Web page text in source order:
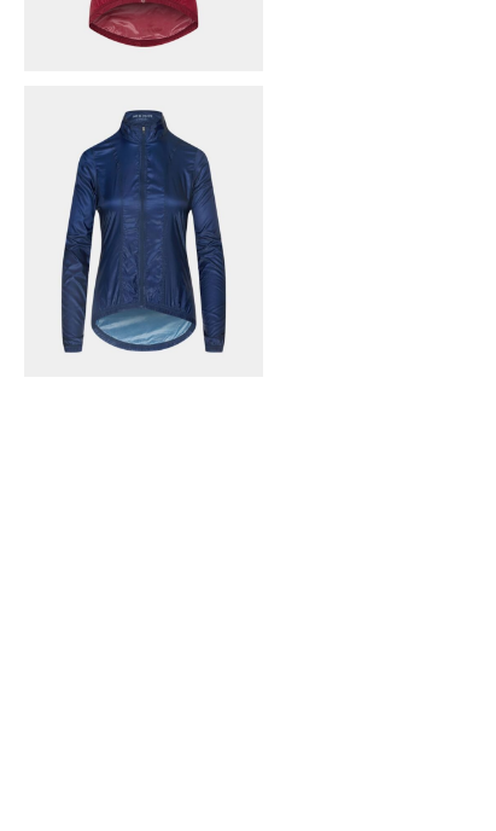
cafe du cycliste （ Wome
n'sモデル ） サイクリングジャケ
ット（ PETRA / P.BLUE ）
¥20,790
30%OFF